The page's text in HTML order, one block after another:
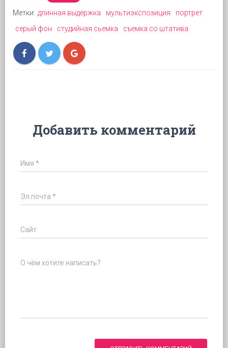
Метки: длинная выдержка мультиэкспозиция
портрет
серый фон
студийная сьемка съемка со штатива
Добавить комментарий
Имя *
Эл.почта *
Сайт
О чём хотите написать?